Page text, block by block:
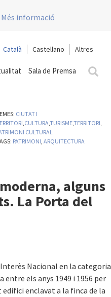
Més informació
Català Castellano
Sala de Premsa
CIUTAT I
,CULTURA,TURISME,TERRITORI,
CULTURAL
PATRIMONI, ARQUITECTURA
alguns
La Porta del
Nacional en la categoria
els anys 1949 i 1956 per
enclavat a la finca de la